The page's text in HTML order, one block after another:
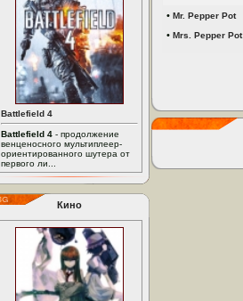
Battlefield 4
Battlefield 4 - продолжение
венценосного мультиплеер-
ориентированного шутера от
первого ли...
Кино
• Mr. Pepper Pot
• Mrs. Pepper Pot